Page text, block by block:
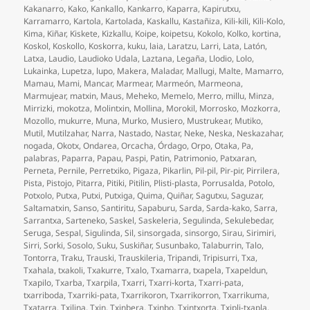
Kakanarro, Kako, Kankallo, Kankarro, Kaparra, Kapirutxu,
Karramarro, Kartola, Kartolada, Kaskallu, Kastañiza, Kili-kili, Kili-Kolo,
Kima, Kiñar, Kiskete, Kizkallu, Koipe, koipetsu, Kokolo, Kolko, kortina,
Koskol, Koskollo, Koskorra, kuku, laia, Laratzu, Larri, Lata, Latón,
Latxa, Laudio, Laudioko Udala, Laztana, Legaña, Llodio, Lolo,
Lukainka, Lupetza, lupo, Makera, Maladar, Mallugi, Malte, Mamarro,
Mamau, Mami, Mancar, Marmear, Marmeón, Marmeona,
Marmujear, matxin, Maus, Meheko, Memelo, Merro, millu, Minza,
Mirrizki, mokotza, Molintxin, Mollina, Morokil, Morrosko, Mozkorra,
Mozollo, mukurre, Muna, Murko, Musiero, Mustrukear, Mutiko,
Mutil, Mutilzahar, Narra, Nastado, Nastar, Neke, Neska, Neskazahar,
nogada,Okotx,Ondarea,Orcacha,Órdago,Orpo,Otaka, Pa,
palabras, Paparra, Papau, Paspi, Patin, Patrimonio, Patxaran,
Perneta, Pernile, Perretxiko, Pigaza, Pikarlin, Pil-pil, Pir-pir, Pirrilera,
Pista, Pistojo, Pitarra, Pitiki, Pitilin, Plisti-plasta, Porrusalda, Potolo,
Potxolo, Putxa, Putxi, Putxiga,Quima,Quiñar,Sagutxu,Saguzar,
Saltamatxin,Sanso,Santiritu,Sapaburu,Sarda,Sarda-kako,Sarra,
Sarrantxa,Sarteneko,Saskel,Saskeleria,Segulinda,Sekulebedar,
Seruga,Sespal,Sigulinda,Sil,sinsorgada,sinsorgo,Sirau,Sirimiri,
Sirri,Sorki,Sosolo,Suku,Suskiñar,Susunbako,Talaburrin,Talo,
Tontorra,Traku,Trauski,Trauskileria,Tripandi,Tripisurri,Txa,
Txahala,txakoli,Txakurre,Txalo,Txamarra,txapela,Txapeldun,
Txapilo,Txarba,Txarpila,Txarri,Txarri-korta,Txarri-pata,
txarriboda,Txarriki-pata,Txarrikoron,Txarrikorron,Txarrikuma,
Txatarra,Txilina,Txin,Txinbera,Txinbo,Txintxorta,Txipli-txapla,